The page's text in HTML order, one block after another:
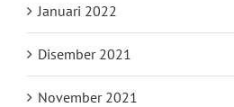
Januari 2022
Disember 2021
November 2021